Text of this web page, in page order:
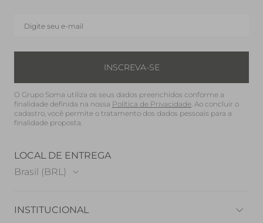
INSCREVA-SE
O Grupo Soma utiliza os seus dados preenchidos conforme a
finalidade definida na nossa Política de Privacidade. Ao concluir o
cadastro, você permite o tratamento dos dados pessoais para a
finalidade proposta.
LOCAL DE ENTREGA
Brasil (BRL)
INSTITUCIONAL